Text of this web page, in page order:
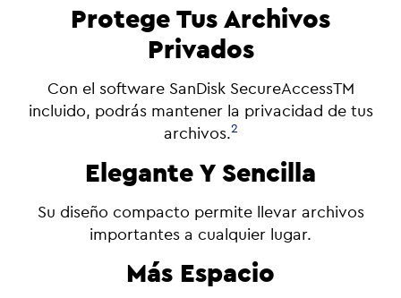
Protege Tus Archivos
Privados
Con el software SanDisk SecureAccessTM
incluido, podrás mantener la privacidad de tus
archivos.2
Elegante Y Sencilla
Su diseño compacto permite llevar archivos
importantes a cualquier lugar.
Más Espacio